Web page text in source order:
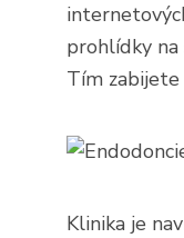
prohlídky na
Tím
Klinika je